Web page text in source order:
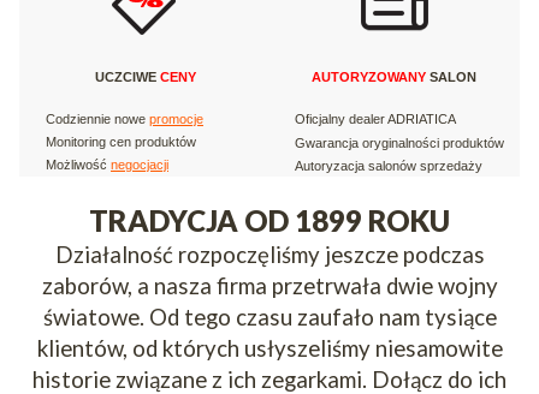
UCZCIWE CENY
Codziennie nowe promocje
Monitoring cen produktów
Możliwość negocjacji
AUTORYZOWANY SALON
Oficjalny dealer ADRIATICA
Gwarancja oryginalności produktów
Autoryzacja salonów sprzedaży
TRADYCJA OD 1899 ROKU
Działalność rozpoczęliśmy jeszcze podczas
zaborów, a nasza firma przetrwała dwie wojny
światowe. Od tego czasu zaufało nam tysiące
klientów, od których usłyszeliśmy niesamowite
historie związane z ich zegarkami. Dołącz do ich